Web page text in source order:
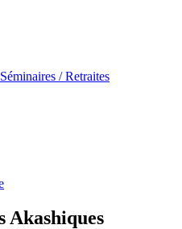
Séminaires / Retraites
Akashiques